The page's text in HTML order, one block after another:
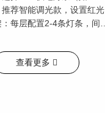
调光款，设置红光增强模式（促进开花结果）。
置2-4条灯条，间距30-50cm，确保光照均匀。
查看更多